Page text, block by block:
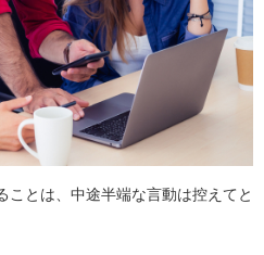
ことは、中途半端な言動は控えてと